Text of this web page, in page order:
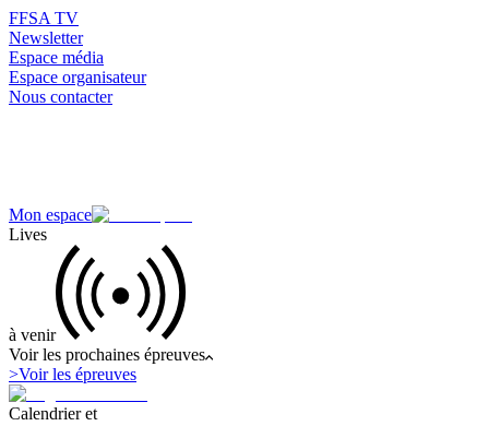
FFSA TV
Newsletter
Espace média
Espace organisateur
Nous contacter
Mon espace
Lives
à venir
Voir les prochaines épreuves
>Voir les épreuves
Calendrier et